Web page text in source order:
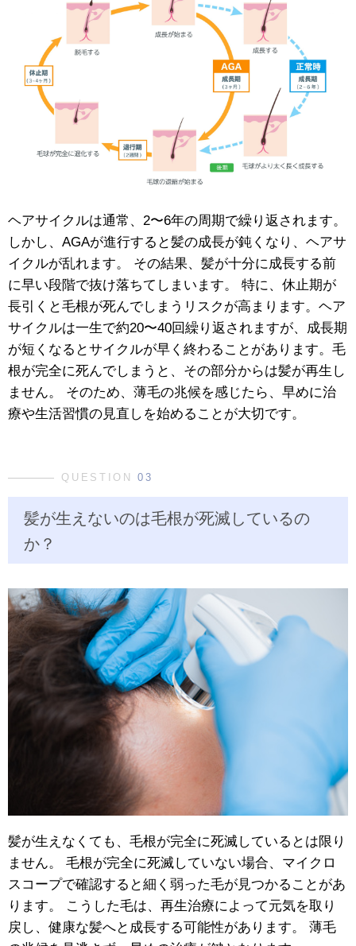
ヘアサイクルは通常、2〜6年の周期で繰り返されます。
しかし、AGAが進行すると髪の成長が鈍くなり、ヘアサ
イクルが乱れます。 その結果、髪が十分に成長する前
に早い段階で抜け落ちてしまいます。 特に、休止期が
長引くと毛根が死んでしまうリスクが高まります。ヘア
サイクルは一生で約20〜40回繰り返されますが、成長期
が短くなるとサイクルが早く終わることがあります。毛
根が完全に死んでしまうと、その部分からは髪が再生し
ません。 そのため、薄毛の兆候を感じたら、早めに治
療や生活習慣の見直しを始めることが大切です。
QUESTION03
髪が生えないのは毛根が死滅しているの
か？
髪が生えなくても、毛根が完全に死滅しているとは限り
ません。 毛根が完全に死滅していない場合、マイクロ
スコープで確認すると細く弱った毛が見つかることがあ
ります。 こうした毛は、再生治療によって元気を取り
戻し、健康な髪へと成長する可能性があります。 薄毛